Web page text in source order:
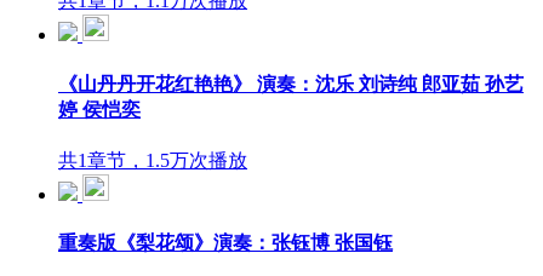
《山丹丹开花红艳艳》 演奏：沈乐 刘诗纯 郎亚茹 孙艺
婷 侯恺奕
共1章节，1.5万次播放
重奏版《梨花颂》演奏：张钰博 张国钰